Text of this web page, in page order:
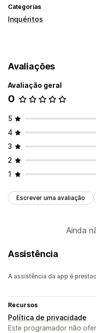
Categorias
Inquéritos
Avaliações
Avaliação geral
0
5
4
3
2
1
Escrever uma avaliação
Ainda
Assistência
A assistência da app é
Recursos
Política de privacidade
Este programador não